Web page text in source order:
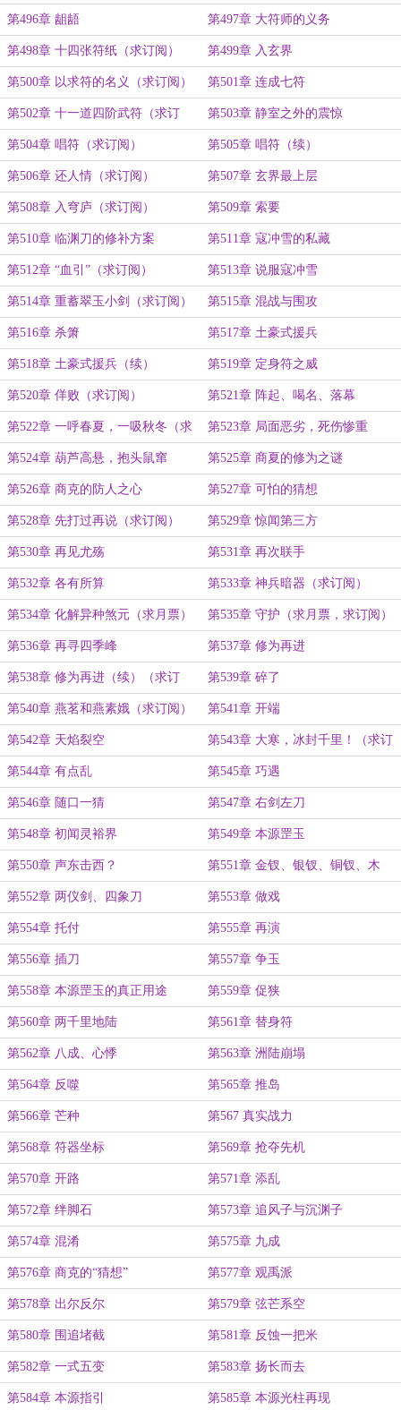
第496章 龃龉 第497章 大符师的义务
第498章 十四张符纸（求订阅） 第499章 入玄界
第500章 以求符的名义（求订阅） 第501章 连成七符
第502章 十一道四阶武符（求订
阅）
第503章 静室之外的震惊
第504章 唱符（求订阅） 第505章 唱符（续）
第506章 还人情（求订阅） 第507章 玄界最上层
第508章 入穹庐（求订阅） 第509章 索要
第510章 临渊刀的修补方案 第511章 寇冲雪的私藏
第512章 “血引”（求订阅） 第513章 说服寇冲雪
第514章 重蓄翠玉小剑（求订阅） 第515章 混战与围攻
第516章 杀箫 第517章 土豪式援兵
第518章 土豪式援兵（续） 第519章 定身符之威
第520章 佯败（求订阅） 第521章 阵起、喝名、落幕
第522章 一呼春夏，一吸秋冬（求
订阅）
第523章 局面恶劣，死伤惨重
第524章 葫芦高悬，抱头鼠窜 第525章 商夏的修为之谜
第526章 商克的防人之心 第527章 可怕的猜想
第528章 先打过再说（求订阅） 第529章 惊闻第三方
第530章 再见尤殇 第531章 再次联手
第532章 各有所算 第533章 神兵暗器（求订阅）
第534章 化解异种煞元（求月票） 第535章 守护（求月票，求订阅）
第536章 再寻四季峰 第537章 修为再进
第538章 修为再进（续）（求订
阅）
第539章 碎了
第540章 燕茗和燕素娥（求订阅） 第541章 开端
第542章 天焰裂空 第543章 大寒，冰封千里！（求订
阅）
第544章 有点乱 第545章 巧遇
第546章 随口一猜 第547章 右剑左刀
第548章 初闻灵裕界 第549章 本源罡玉
第550章 声东击西？ 第551章 金钗、银钗、铜钗、木
钗、骨钗
第552章 两仪剑、四象刀 第553章 做戏
第554章 托付 第555章 再演
第556章 插刀 第557章 争玉
第558章 本源罡玉的真正用途 第559章 促狭
第560章 两千里地陆 第561章 替身符
第562章 八成、心悸 第563章 洲陆崩塌
第564章 反噬 第565章 推岛
第566章 芒种 第567 真实战力
第568章 符器坐标 第569章 抢夺先机
第570章 开路 第571章 添乱
第572章 绊脚石 第573章 追风子与沉渊子
第574章 混淆 第575章 九成
第576章 商克的“猜想” 第577章 观禹派
第578章 出尔反尔 第579章 弦芒系空
第580章 围追堵截 第581章 反蚀一把米
第582章 一式五变 第583章 扬长而去
第584章 本源指引 第585章 本源光柱再现